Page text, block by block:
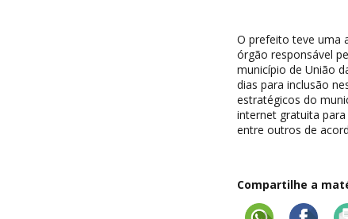
O prefeito teve uma
órgão responsável
município de União
dias para inclusão
estratégicos do
internet gratuita
entre outros de
Compartilhe a